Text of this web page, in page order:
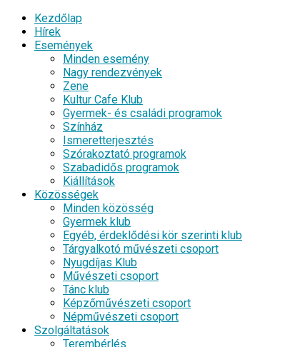
Kezdőlap
Hírek
Események
Minden esemény
Nagy rendezvények
Zene
Kultur Cafe Klub
Gyermek- és családi programok
Színház
Ismeretterjesztés
Szórakoztató programok
Szabadidős programok
Kiállítások
Közösségek
Minden közösség
Gyermek klub
Egyéb, érdeklődési kör szerinti klub
Tárgyalkotó művészeti csoport
Nyugdíjas Klub
Művészeti csoport
Tánc klub
Képzőművészeti csoport
Népművészeti csoport
Szolgáltatások
Terembérlés